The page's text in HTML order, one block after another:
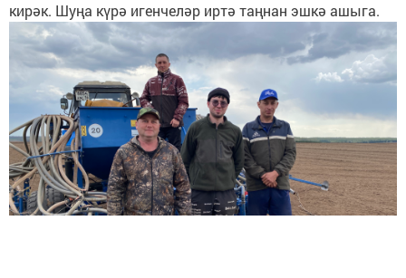
кирәк. Шуңа күрә игенчеләр иртә таңнан эшкә ашыга.